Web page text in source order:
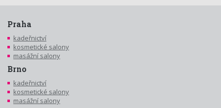
Praha
kadeřnictví
kosmetické salony
masážní salony
Brno
kadeřnictví
kosmetické salony
masážní salony